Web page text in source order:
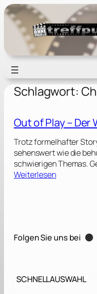
Zum
Inhalt
springen
Schlagwort:
Out of Play –
Trotz formelhafter
sehenswert wie die
schwierigen Themas.
Weiterlesen:
P
Folgen Sie uns bei Instagram
SCHNELLAUSWAHL